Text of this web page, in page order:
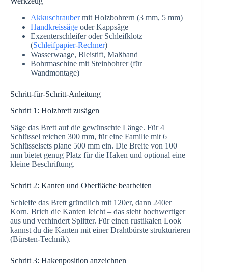
Akkuschraubermit Holzbohrern (3 mm, 5 mm)
Handkreissäge oder Kappsäge
Exzenterschleifer oder Schleifklotz
(Schleifpapier-Rechner)
Wasserwaage, Bleistift, Maßband
Bohrmaschine mit Steinbohrer (für
Wandmontage)
Schritt-für-Schritt-Anleitung
Schritt 1: Holzbrett zusägen
Säge das Brett auf die gewünschte Länge. Für 4
Schlüssel reichen 300 mm, für eine Familie mit 6
Schlüsselsets plane 500 mm ein. Die Breite von 100
mm bietet genug Platz für die Haken und optional eine
kleine Beschriftung.
Schritt 2: Kanten und Oberfläche bearbeiten
Schleife das Brett gründlich mit 120er, dann 240er
Korn. Brich die Kanten leicht – das sieht hochwertiger
aus und verhindert Splitter. Für einen rustikalen Look
kannst du die Kanten mit einer Drahtbürste strukturieren
(Bürsten-Technik).
Schritt 3: Hakenposition anzeichnen